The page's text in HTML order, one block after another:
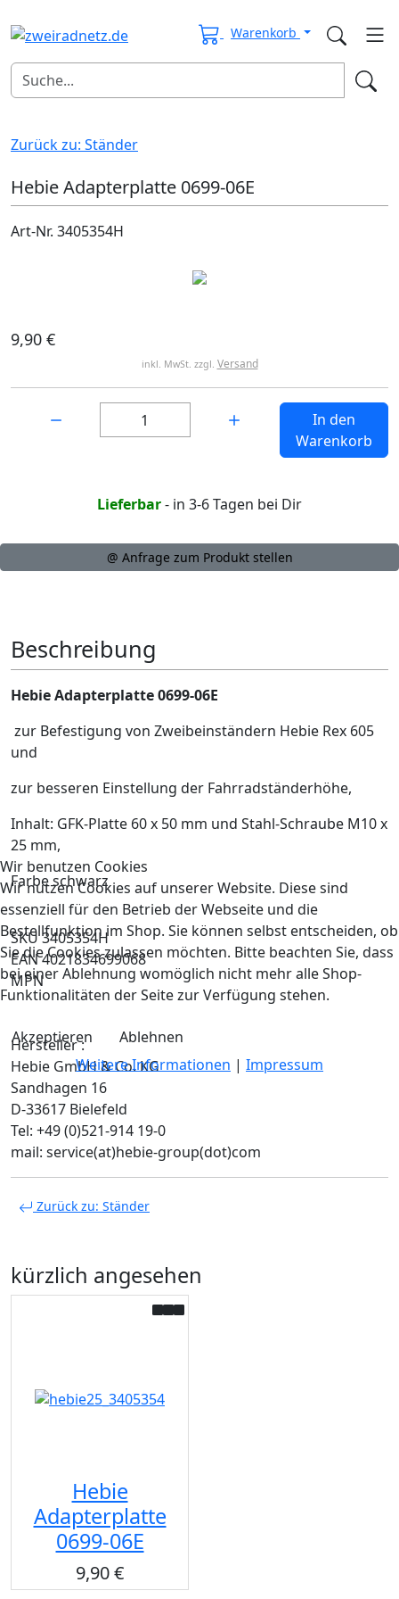
Warenkorb
Zurück zu: Ständer
Hebie Adapterplatte 0699-06E
Art-Nr. 3405354H
9,90 €
inkl. MwSt. zzgl. Versand
In den
Warenkorb
Lieferbar- in 3-6 Tagen bei Dir
@ Anfrage zum Produkt stellen
Beschreibung
Hebie Adapterplatte 0699-06E
zur Befestigung von Zweibeinständern Hebie Rex 605
und
zur besseren Einstellung der Fahrradständerhöhe,
Inhalt: GFK-Platte 60 x 50 mm und Stahl-Schraube M10 x
25 mm,
Farbe schwarz
SKU 3405354H
EAN 4021834699068
MPN
Hersteller :
Hebie GmbH & Co. KG
Sandhagen 16
D-33617 Bielefeld
Tel: +49 (0)521-914 19-0
mail: service(at)hebie-group(dot)com
Zurück zu: Ständer
kürzlich angesehen
Hebie
Adapterplatte
0699-06E
9,90 €
Wir benutzen Cookies
Wir nutzen Cookies auf unserer Website. Diese sind
essenziell für den Betrieb der Webseite und die
Bestellfunktion im Shop. Sie können selbst entscheiden, ob
Sie die Cookies zulassen möchten. Bitte beachten Sie, dass
bei einer Ablehnung womöglich nicht mehr alle Shop-
Funktionalitäten der Seite zur Verfügung stehen.
Akzeptieren
Ablehnen
Weitere Informationen | Impressum